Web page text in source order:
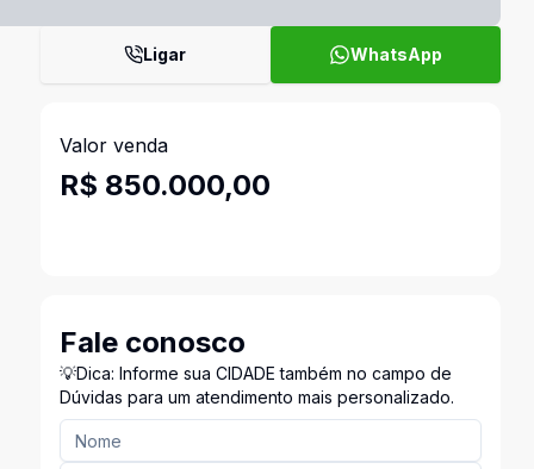
Ligar WhatsApp
Valor venda
R$ 850.000,00
Fale conosco
💡Dica: Informe sua CIDADE também no campo de
Dúvidas para um atendimento mais personalizado.